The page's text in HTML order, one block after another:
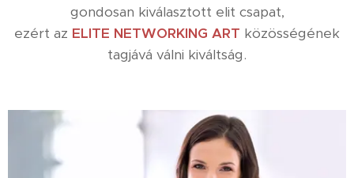
gondosan kiválasztott elit csapat,
ezért az ELITE NETWORKING ART közösségének
tagjává válni kiváltság.